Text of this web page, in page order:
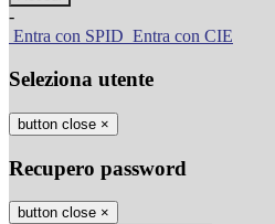
-
Entra con SPID Entra con CIE
Seleziona utente
button close ×
Recupero password
button close ×